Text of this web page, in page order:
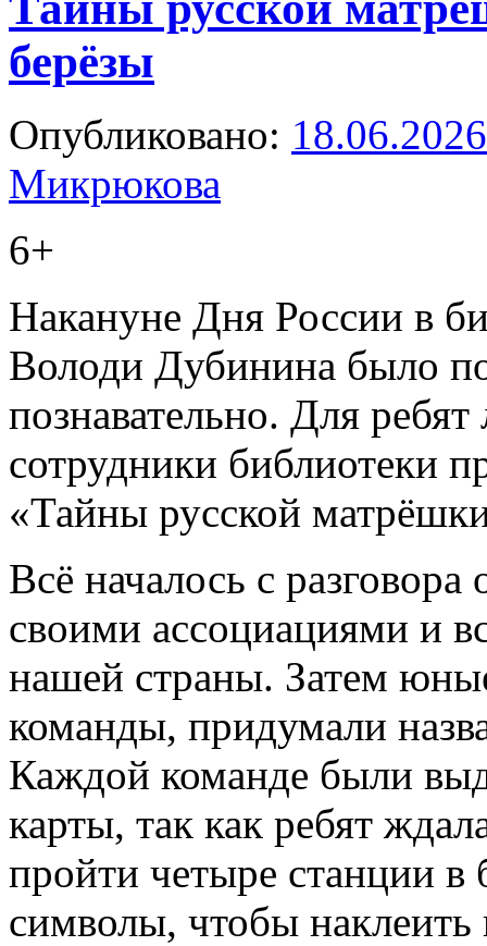
берёзы
Опубликовано: 18.06.2026
Микрюкова
6+
Накануне Дня России в
Володи Дубинина было
познавательно. Для
сотрудники библиотеки
«Тайны русской
Всё началось с
своими ассоциациями и
нашей страны. Затем
команды, придумали
Каждой команде были
карты, так как ребят
пройти четыре станции в
символы, чтобы наклеить